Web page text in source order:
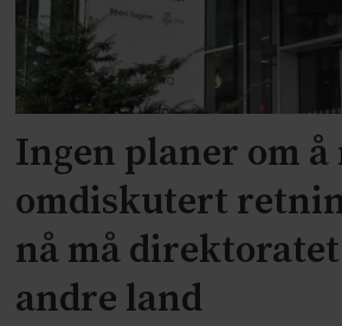
Ingen planer om
omdiskutert
nå må
andre land